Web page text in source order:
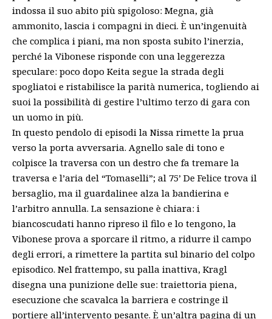
indossa il suo abito più spigoloso: Megna, già
ammonito, lascia i compagni in dieci. È un’ingenuità
che complica i piani, ma non sposta subito l’inerzia,
perché la Vibonese risponde con una leggerezza
speculare: poco dopo Keita segue la strada degli
spogliatoi e ristabilisce la parità numerica, togliendo ai
suoi la possibilità di gestire l’ultimo terzo di gara con
un uomo in più.
In questo pendolo di episodi la Nissa rimette la prua
verso la porta avversaria. Agnello sale di tono e
colpisce la traversa con un destro che fa tremare la
traversa e l’aria del “Tomaselli”; al 75’ De Felice trova il
bersaglio, ma il guardalinee alza la bandierina e
l’arbitro annulla. La sensazione è chiara: i
biancoscudati hanno ripreso il filo e lo tengono, la
Vibonese prova a sporcare il ritmo, a ridurre il campo
degli errori, a rimettere la partita sul binario del colpo
episodico. Nel frattempo, su palla inattiva, Kragl
disegna una punizione delle sue: traiettoria piena,
esecuzione che scavalca la barriera e costringe il
portiere all’intervento pesante. È un’altra pagina di un